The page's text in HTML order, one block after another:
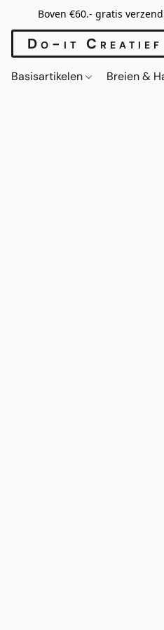
Boven €60.- gratis
Do-it Creatief
Basisartikelen Breien &